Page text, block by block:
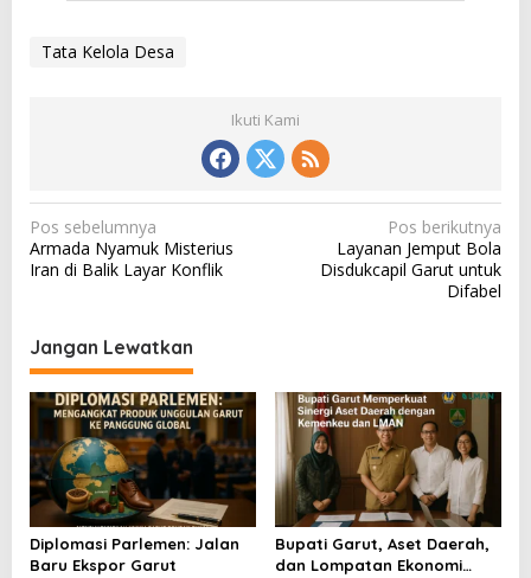
Tata Kelola Desa
Ikuti Kami
N
a
g
a
s
i
p
o
s
Pos sebelumnya
Armada Nyamuk Misterius
Iran di Balik Layar Konflik
Pos berikutnya
Layanan Jemput Bola
Disdukcapil Garut untuk
Difabel
Jangan Lewatkan
Diplomasi Parlemen: Jalan
Baru Ekspor Garut
Bupati Garut, Aset Daerah,
dan Lompatan Ekonomi